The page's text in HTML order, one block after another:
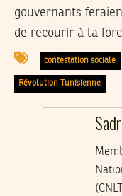
gouvernants
de recourir à la
contestation sociale
Révolution Tunisienne